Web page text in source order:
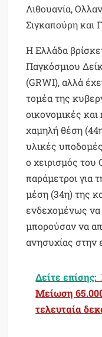
Λιθουανία,
Σιγκαπούρη και
Η Ελλάδα
Παγκόσμιου
(GRWI), αλλά
τομέα της
οικονομικές
χαμηλή θέση
υλικές
ο χειρισμός
παράμετροι για
μέση (34η) της
ενδεχομένως
μπορούσαν να
ανησυχίας στην
Δείτε επίσης:
Μείωση
τελευταία